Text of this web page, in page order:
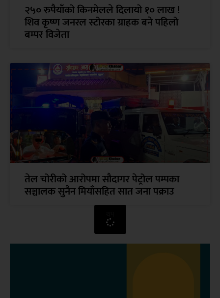
२५० रुपैयाँको किनमेलले दिलायो १० लाख !
शिव कृष्ण जनरल स्टोरका ग्राहक बने पहिलो
बम्पर विजेता
तेल चोरीको आरोपमा सौदागर पेट्रोल पम्पका
सञ्चालक सुनैन मियाँसहित सात जना पक्राउ